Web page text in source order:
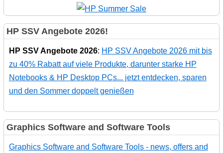
HP SSV Angebote 2026!
HP SSV Angebote 2026: HP SSV Angebote 2026 mit bis
zu 40% Rabatt auf viele Produkte, darunter starke HP
Notebooks & HP Desktop PCs... jetzt entdecken, sparen
und den Sommer doppelt genießen
Graphics Software and Software Tools
Graphics Software and Software Tools - news, offers and